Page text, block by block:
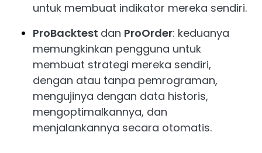
untuk membuat indikator mereka sendiri.
ProBacktest dan ProOrder: keduanya
memungkinkan pengguna untuk
membuat strategi mereka sendiri,
dengan atau tanpa pemrograman,
mengujinya dengan data historis,
mengoptimalkannya, dan
menjalankannya secara otomatis.